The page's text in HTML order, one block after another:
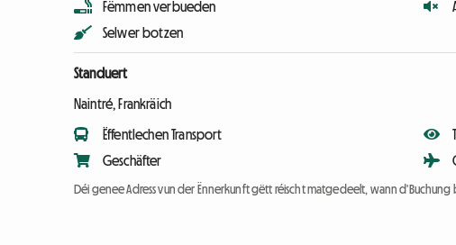
Fëmmen verbueden
Selwer botzen
Standuert
Naintré, Frankräich
Ëffentlechen Transport
Geschäfter
Déi genee Adress vun der Ënnerkunft gëtt réischt matgedeelt, wann d'Buchung